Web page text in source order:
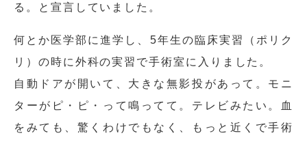
る。と宣言していました。
何とか医学部に進学し、5年生の臨床実習（ポリク
リ）の時に外科の実習で手術室に入りました。
自動ドアが開いて、大きな無影投があって。モニ
ターがピ・ピ・って鳴ってて。テレビみたい。血
をみても、驚くわけでもなく、もっと近くで手術